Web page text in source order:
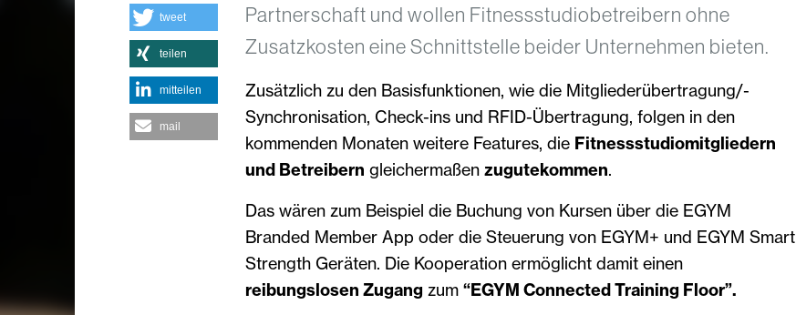
Partnerschaft und wollen Fitnessstudiobetreibern ohne
Zusatzkosten eine Schnittstelle beider Unternehmen bieten.
Zusätzlich zu den Basisfunktionen, wie die Mitgliederübertragung/-
Synchronisation, Check-ins und RFID-Übertragung, folgen in den
kommenden Monaten weitere Features, die Fitnessstudiomitgliedern
und Betreibern gleichermaßen zugutekommen.
Das wären zum Beispiel die Buchung von Kursen über die EGYM
Branded Member App oder die Steuerung von EGYM+ und EGYM Smart
Strength Geräten. Die Kooperation ermöglicht damit einen
reibungslosen Zugang zum “EGYM Connected Training Floor”.
tweet
teilen
mitteilen
mail